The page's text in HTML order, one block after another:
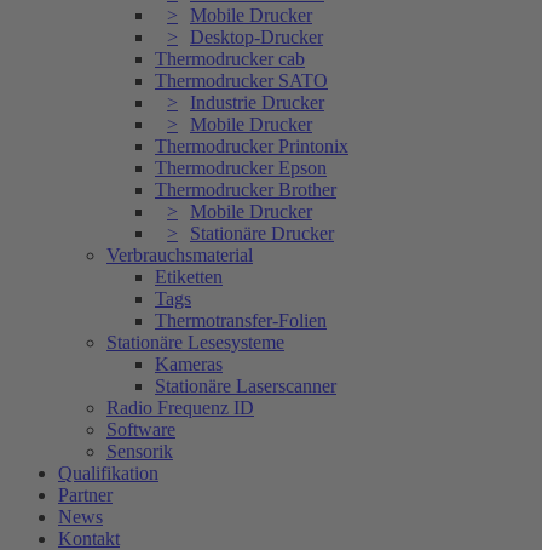
Mobile Drucker
Desktop-Drucker
Thermodrucker cab
Thermodrucker SATO
Industrie Drucker
Mobile Drucker
Thermodrucker Printonix
Thermodrucker Epson
Thermodrucker Brother
Mobile Drucker
Stationäre Drucker
Verbrauchsmaterial
Etiketten
Tags
Thermotransfer-Folien
Stationäre Lesesysteme
Kameras
Stationäre Laserscanner
Radio Frequenz ID
Software
Sensorik
Qualifikation
Partner
News
Kontakt